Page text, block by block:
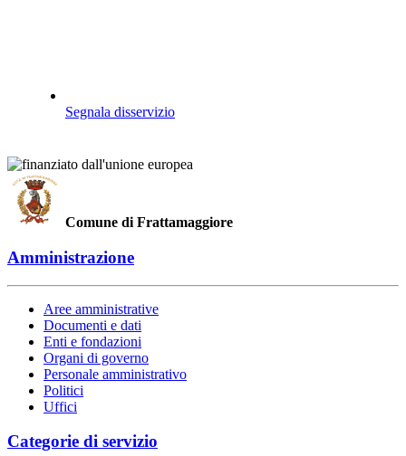
Segnala disservizio
Comune di Frattamaggiore
Amministrazione
Aree amministrative
Documenti e dati
Enti e fondazioni
Organi di governo
Personale amministrativo
Politici
Uffici
Categorie di servizio